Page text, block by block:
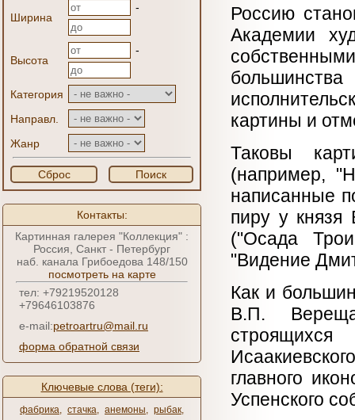
Ширина
-
Высота
-
Категория
Направл.
Жанр
Сброс Поиск
Контакты:
Картинная галерея "Коллекция" :
Россия, Санкт - Петербург
наб. канала Грибоедова 148/150
посмотреть на карте
тел: +79219520128
+79646103876
e-mail:petroartru@mail.ru
форма обратной связи
Ключевые слова (теги):
фабрика, стачка, анемоны, рыбак,
Россию
Академии
картины и
Таковы
(например,
написанные
пиру у князя
("Осада
"Видение
Как и
В.П.
главного
Успенского